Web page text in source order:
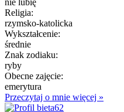
Religia:
rzymsko-katolicka
Wykształcenie:
średnie
Znak zodiaku:
ryby
Obecne zajęcie:
emerytura
Przeczytaj o mnie więcej »